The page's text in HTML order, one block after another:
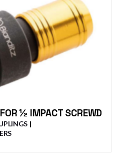
½ IMPACT SCREWD